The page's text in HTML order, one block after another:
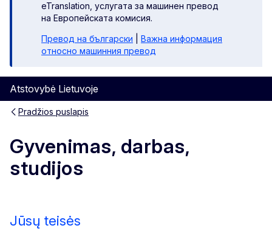
eTranslation, услугата за машинен превод
на Европейската комисия.
Превод на български
Важна информация
относно машинния превод
Atstovybė Lietuvoje
Pradžios puslapis
Gyvenimas, darbas,
studijos
Jūsų teisės